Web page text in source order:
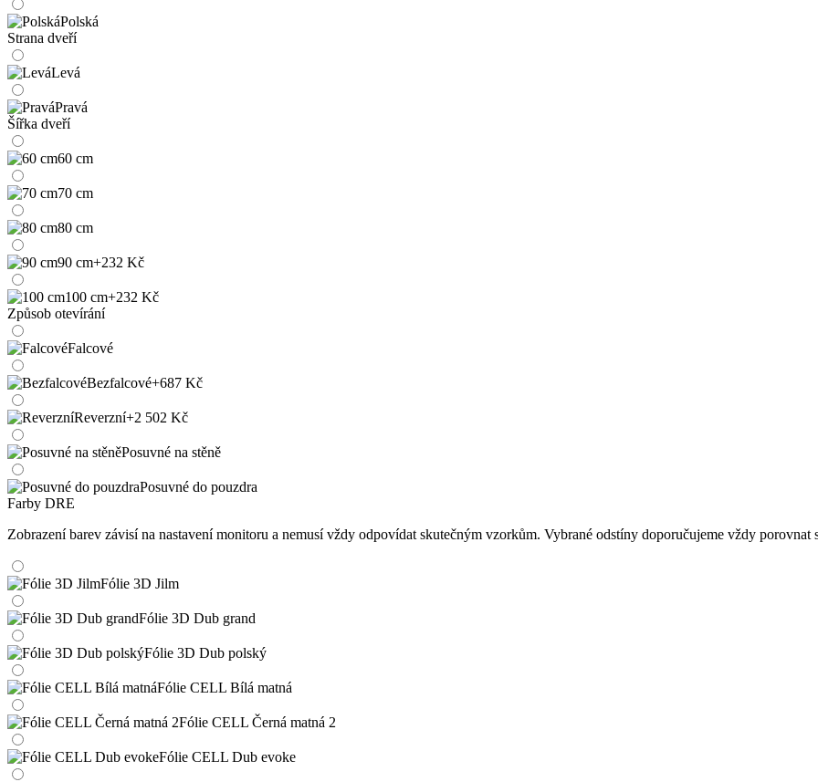
Polská
Strana dveří
Levá
Pravá
Šířka dveří
60 cm
70 cm
80 cm
90 cm+232 Kč
100 cm+232 Kč
Způsob otevírání
Falcové
Bezfalcové+687 Kč
Reverzní+2 502 Kč
Posuvné na stěně
Posuvné do pouzdra
Farby DRE
Zobrazení barev závisí na nastavení monitoru a nemusí vždy odpovídat skutečným vzorkům. Vybrané odstíny doporučujeme vždy porovnat
Fólie 3D Jilm
Fólie 3D Dub grand
Fólie 3D Dub polský
Fólie CELL Bílá matná
Fólie CELL Černá matná 2
Fólie CELL Dub evoke